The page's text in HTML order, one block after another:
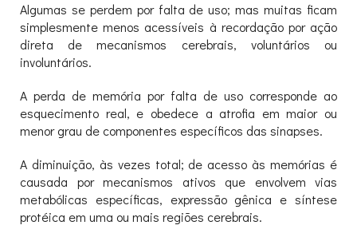
Algumas se perdem por falta de uso; mas muitas ficam
simplesmente menos acessíveis à recordação por ação
direta de mecanismos cerebrais, voluntários ou
involuntários.
A perda de memória por falta de uso corresponde ao
esquecimento real, e obedece a atrofia em maior ou
menor grau de componentes específicos das sinapses.
A diminuição, às vezes total; de acesso às memórias é
causada por mecanismos ativos que envolvem vias
metabólicas específicas, expressão gênica e síntese
protéica em uma ou mais regiões cerebrais.